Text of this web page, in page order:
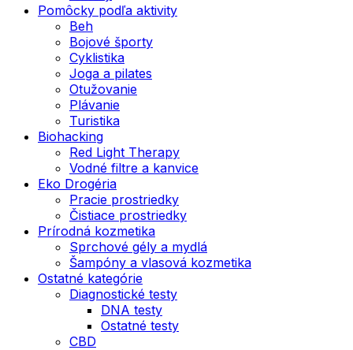
Pomôcky podľa aktivity
Beh
Bojové športy
Cyklistika
Joga a pilates
Otužovanie
Plávanie
Turistika
Biohacking
Red Light Therapy
Vodné filtre a kanvice
Eko Drogéria
Pracie prostriedky
Čistiace prostriedky
Prírodná kozmetika
Sprchové gély a mydlá
Šampóny a vlasová kozmetika
Ostatné kategórie
Diagnostické testy
DNA testy
Ostatné testy
CBD